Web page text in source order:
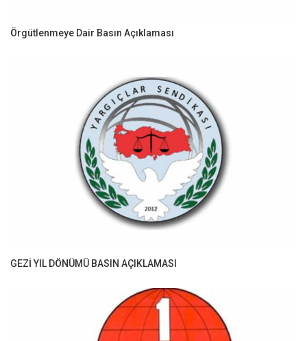
Örgütlenmeye Dair Basın Açıklaması
GEZİ YIL DÖNÜMÜ BASIN AÇIKLAMASI